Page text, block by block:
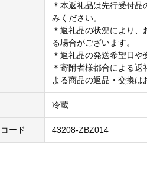
＊本返礼品は先行受付
みください。
＊返礼品の状況により
る場合がございます。
＊返礼品の発送希望日や
＊寄附者様都合による
よる商品の返品・交換は
冷蔵
ード 43208-ZBZ014